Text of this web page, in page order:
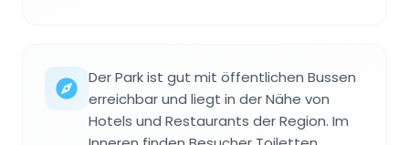
Der Park ist gut mit öffentlichen Bussen
erreichbar und liegt in der Nähe von
Hotels und Restaurants der Region. Im